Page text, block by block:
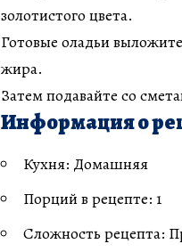
золотистого цвета.
Готовые оладьи
жира.
Затем подавайте со
Информация о
Кухня: Домашняя
Порций в рецепте: 1
Сложность рецепта: